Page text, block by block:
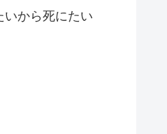
いから死にたい